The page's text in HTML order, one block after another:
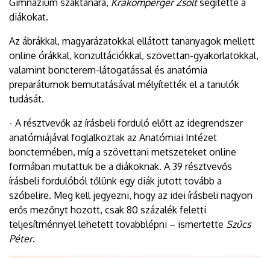
Gimnázium szaktanára, Krakomperger Zsoltsegítette a
diákokat.
Az ábrákkal, magyarázatokkal ellátott tananyagok mellett
online órákkal, konzultációkkal, szövettan-gyakorlatokkal,
valamint boncterem-látogatással és anatómia
preparátumok bemutatásával mélyítették el a tanulók
tudását.
- A résztvevők az írásbeli forduló előtt az idegrendszer
anatómiájával foglalkoztak az Anatómiai Intézet
bonctermében, míg a szövettani metszeteket online
formában mutattuk be a diákoknak. A 39 résztvevős
írásbeli fordulóból tőlünk egy diák jutott tovább a
szóbelire. Meg kell jegyezni, hogy az idei írásbeli nagyon
erős mezőnyt hozott, csak 80 százalék feletti
teljesítménnyel lehetett tovabblépni – ismertette Szűcs
Péter.